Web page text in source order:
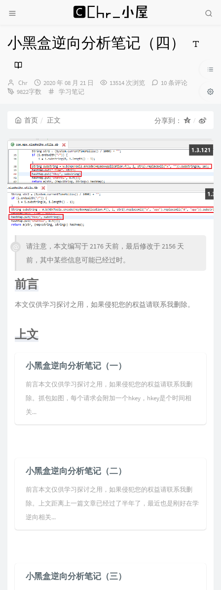
小黑盒逆向分析笔记（四）
博
主：
Chr
发
布
2020 年 08 月 21 日 13514 次浏览
10 条评论
9822字数
分
学习笔记
首页 正文 分享到：
请注意，本文编写于 2176 天前，最后修改于 2156 天
前，其中某些信息可能已经过时。
前言
本文仅供学习探讨之用，如果侵犯您的权益请联系我删除。
上文
小黑盒逆向分析笔记（一）
前言本文仅供学习探讨之用，如果侵犯您的权益请联系我删
除。抓包如图，每个请求会附加一个hkey，hkey是个时间相
关...
小黑盒逆向分析笔记（二）
前言本文仅供学习探讨之用，如果侵犯您的权益请联系我删
除。上文距离上一篇文章已经过了半年了，最近也是刚好在学
逆向相关...
小黑盒逆向分析笔记（三）